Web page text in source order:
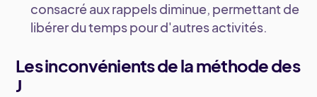
consacré aux rappels diminue, permettant de
libérer du temps pour d'autres activités.
Les inconvénients de la méthode des
J